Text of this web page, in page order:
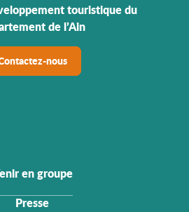
touristique du
de l’Ain
nous
en groupe
Presse